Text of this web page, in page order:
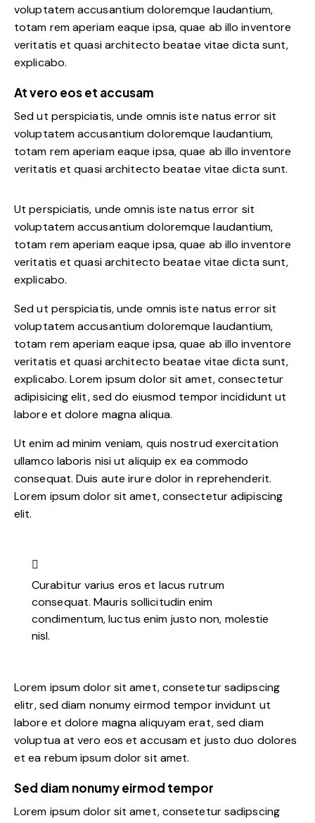
voluptatem accusantium doloremque laudantium,
totam rem aperiam eaque ipsa, quae ab illo inventore
veritatis et quasi architecto beatae vitae dicta sunt,
explicabo.
At vero eos et accusam
Sed ut perspiciatis, unde omnis iste natus error sit
voluptatem accusantium doloremque laudantium,
totam rem aperiam eaque ipsa, quae ab illo inventore
veritatis et quasi architecto beatae vitae dicta sunt.
Ut perspiciatis, unde omnis iste natus error sit
voluptatem accusantium doloremque laudantium,
totam rem aperiam eaque ipsa, quae ab illo inventore
veritatis et quasi architecto beatae vitae dicta sunt,
explicabo.
Sed ut perspiciatis, unde omnis iste natus error sit
voluptatem accusantium doloremque laudantium,
totam rem aperiam eaque ipsa, quae ab illo inventore
veritatis et quasi architecto beatae vitae dicta sunt,
explicabo. Lorem ipsum dolor sit amet, consectetur
adipisicing elit, sed do eiusmod tempor incididunt ut
labore et dolore magna aliqua.
Ut enim ad minim veniam, quis nostrud exercitation
ullamco laboris nisi ut aliquip ex ea commodo
consequat. Duis aute irure dolor in reprehenderit.
Lorem ipsum dolor sit amet, consectetur adipiscing
elit.
Curabitur varius eros et lacus rutrum
consequat. Mauris sollicitudin enim
condimentum, luctus enim justo non, molestie
nisl.
Lorem ipsum dolor sit amet, consetetur sadipscing
elitr, sed diam nonumy eirmod tempor invidunt ut
labore et dolore magna aliquyam erat, sed diam
voluptua at vero eos et accusam et justo duo dolores
et ea rebum ipsum dolor sit amet.
Sed diam nonumy eirmod tempor
Lorem ipsum dolor sit amet, consetetur sadipscing